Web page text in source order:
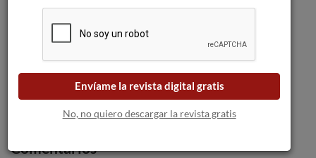
a Burdeos.
Txakolis de las 3 Denominaciones de
Origen protagonista de la cena maridaje
“La Revolución del Txakoli”.
Comentarios
Envíame la revista digital gratis
No, no quiero descargar la revista gratis